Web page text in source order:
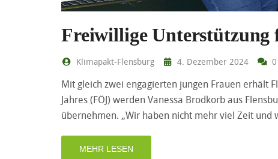
Freiwillige
Klimapakt-Flensburg 4. Dezember 2024
Mit gleich zwei engagierten jungen Frauen erhält
Jahres (FÖJ) werden Vanessa Brodkorb aus
übernehmen. „Wir haben nicht mehr viel Zeit
MEHR LESEN